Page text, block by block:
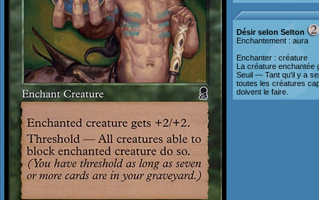
Désir selon Selton
Enchantement : aura
Enchanter : créature
La créature enchantée
Seuil — Tant qu'il y a
toutes les créatures
doivent le faire.